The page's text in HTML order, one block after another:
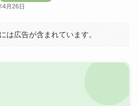
4月26日
は広告が含まれています。